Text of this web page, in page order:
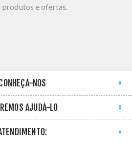
produtos e ofertas.
NOS
AJUDÁ-LO